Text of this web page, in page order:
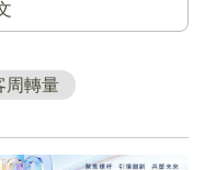
周轉量